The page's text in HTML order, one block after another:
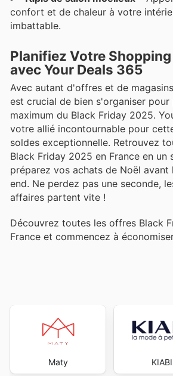
confort et de chaleur à votre
imbattable.
Planifiez Votre
avec Your Deals 365
Avec autant d'offres et de
est crucial de bien s'organiser
maximum du Black Friday 2025.
votre allié incontournable pour
soldes exceptionnelle. Retrouvez
Black Friday 2025 en France en un
préparez vos achats de Noël avant
end. Ne perdez pas une seconde,
affaires partent vite !
Découvrez toutes les offres Black
France et commencez à
Maty KIABI